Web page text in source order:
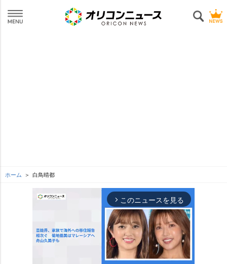
ホーム 白鳥晴都
arrow_forward_ios このニュースを見る